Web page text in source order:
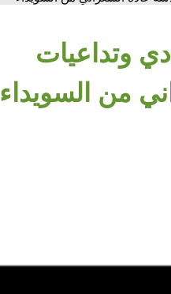
وتداعيات
من السويداء